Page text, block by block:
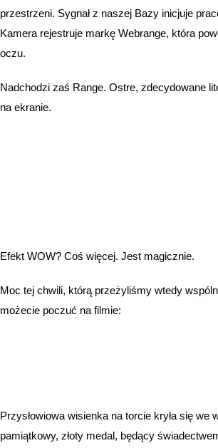
przestrzeni. Sygnał z naszej Bazy inicjuje
Kamera rejestruje markę Webrange, która
oczu.
Nadchodzi zaś Range. Ostre, zdecydowane
na ekranie.
Efekt WOW? Coś więcej. Jest magicznie.
Moc tej chwili, którą przeżyliśmy wtedy
możecie poczuć na filmie:
Przysłowiowa wisienka na torcie kryła się we
pamiątkowy, złoty medal, będący